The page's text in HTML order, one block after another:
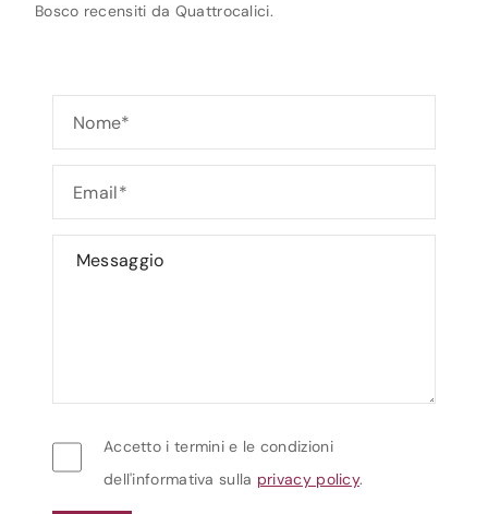
Bosco recensiti da Quattrocalici.
Accetto i termini e le condizioni
dell'informativa sulla privacy policy.